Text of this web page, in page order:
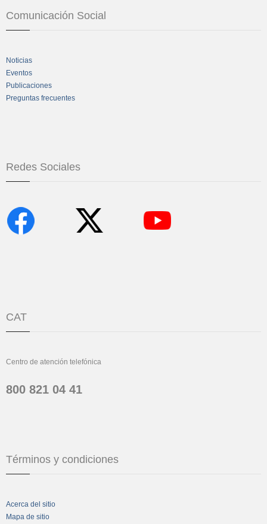
Comunicación Social
Noticias
Eventos
Publicaciones
Preguntas frecuentes
Redes Sociales
CAT
Centro de atención telefónica
800 821 04 41
Términos y condiciones
Acerca del sitio
Mapa de sitio